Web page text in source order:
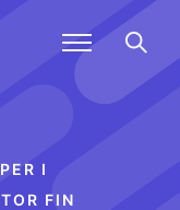
I
FIN